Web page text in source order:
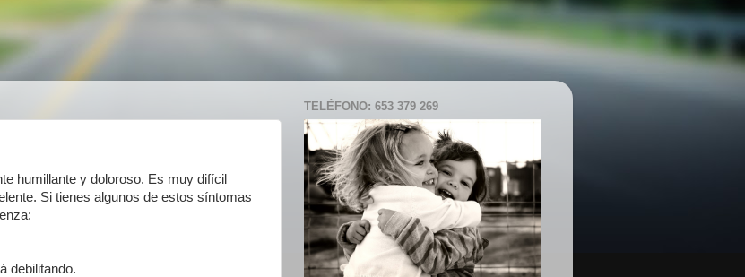
humillante y doloroso. Es muy difícil
Si tienes algunos de estos síntomas
debilitando.
TELÉFONO: 653 379 269